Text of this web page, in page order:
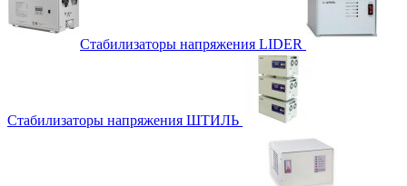
Стабилизаторы напряжения LIDER
Стабилизаторы напряжения ШТИЛЬ